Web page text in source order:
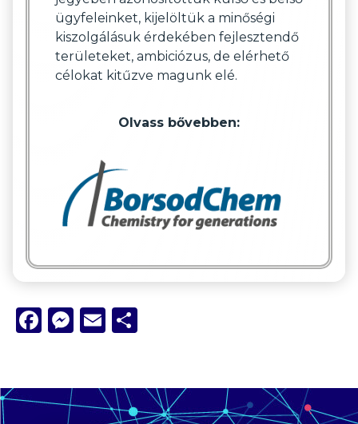
ügyfeleinket, kijelöltük a minőségi
kiszolgálásuk érdekében fejlesztendő
területeket, ambiciózus, de elérhető
célokat kitűzve magunk elé.
Olvass bővebben:
Facebook
Messenger
Email